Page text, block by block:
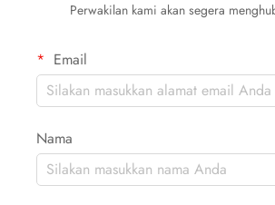
Perwakilan kami akan segera
Email
Nama